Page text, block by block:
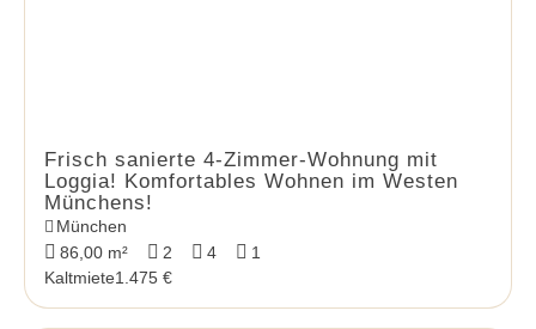
Frisch sanierte 4-Zimmer-Wohnung mit
Loggia! Komfortables Wohnen im Westen
Münchens!
München
86,00 m²
2 4
1
Kaltmiete1.475 €